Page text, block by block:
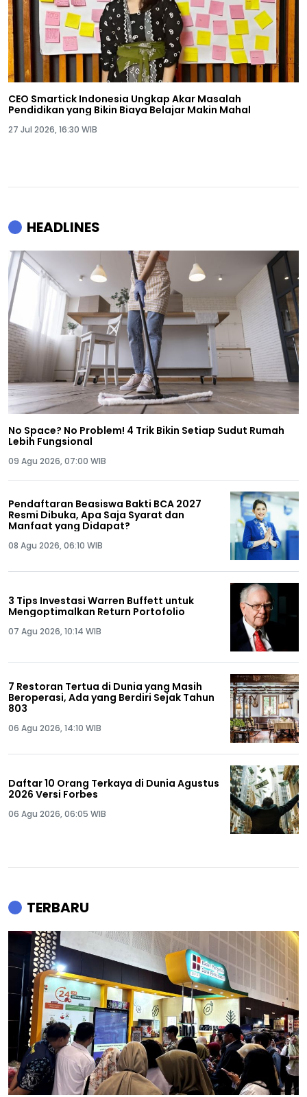
CEO Smartick Indonesia Ungkap Akar Masalah
Pendidikan yang Bikin Biaya Belajar Makin Mahal
27 Jul 2026, 16:30 WIB
HEADLINES
No Space? No Problem! 4 Trik Bikin Setiap Sudut Rumah
Lebih Fungsional
09 Agu 2026, 07:00 WIB
Pendaftaran Beasiswa Bakti BCA 2027
Resmi Dibuka, Apa Saja Syarat dan
Manfaat yang Didapat?
08 Agu 2026, 06:10 WIB
3 Tips Investasi Warren Buffett untuk
Mengoptimalkan Return Portofolio
07 Agu 2026, 10:14 WIB
7 Restoran Tertua di Dunia yang Masih
Beroperasi, Ada yang Berdiri Sejak Tahun
803
06 Agu 2026, 14:10 WIB
Daftar 10 Orang Terkaya di Dunia Agustus
2026 Versi Forbes
06 Agu 2026, 06:05 WIB
TERBARU